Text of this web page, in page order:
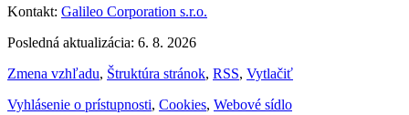
Kontakt: Galileo Corporation s.r.o.
Posledná aktualizácia: 6. 8. 2026
Zmena vzhľadu, Štruktúra stránok, RSS, Vytlačiť
Vyhlásenie o prístupnosti, Cookies, Webové sídlo